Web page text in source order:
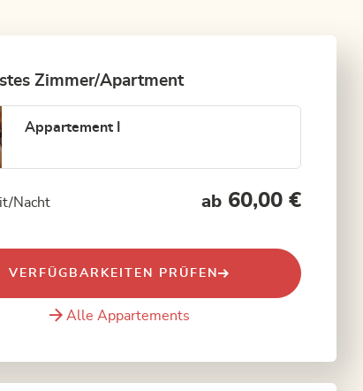
Zimmer/Apartment
Appartement I
Nacht ab 60,00 €
VERFÜGBARKEITEN PRÜFEN
Alle Appartements